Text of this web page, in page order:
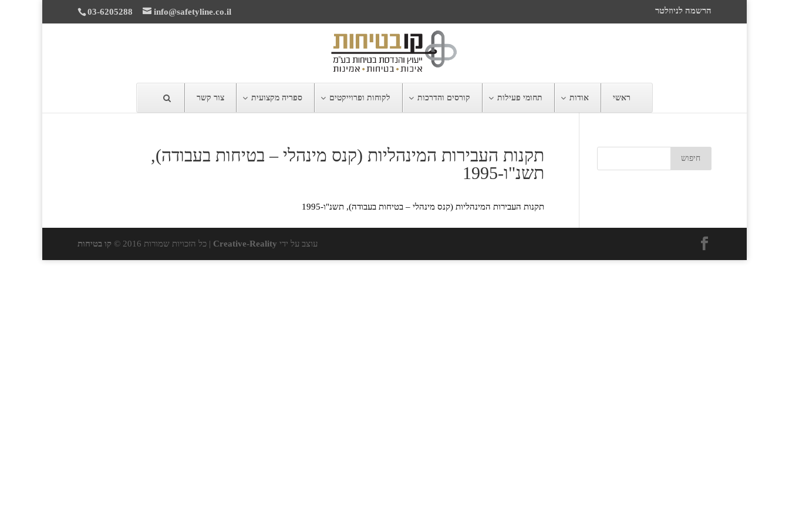
03-6205288 info@safetyline.co.il הרשמה לניוזלטר
ראשי אודות תחומי פעילות קורסים והדרכות לקוחות ופרוייקטים ספריה מקצועית צור קשר
תקנות העבירות המינהליות (קנס מינהלי – בטיחות בעבודה),
תשנ"ו-1995
תקנות העבירות המינהליות (קנס מינהלי – בטיחות בעבודה), תשנ"ו-1995
עוצב על ידי Creative-Reality | כל הזכויות שמורות 2016 © קו בטיחות